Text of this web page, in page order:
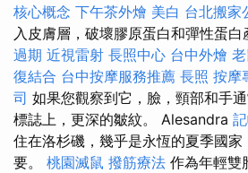
核心概念 下午茶外燴 美白 台北搬家
入皮膚層，破壞膠原蛋白和彈性蛋白
過期 近視雷射 長照中心 台中外燴
復結合 台中按摩服務推薦 長照 按摩
司 如果您觀察到它，臉，頸部和手
標誌上，更深的皺紋。 Alesandra
住在洛杉磯，幾乎是永恆的夏季國
要。 桃園滅鼠 撥筋療法 作為年輕雙